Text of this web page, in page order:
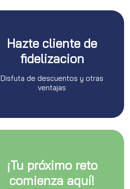
Hazte cliente de
fidelizacion
Disfuta de descuentos y otras
ventajas
¡Tu próximo reto
comienza aquí!